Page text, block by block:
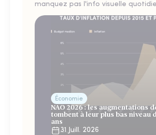
manquez pas l'info visuelle
Économie
NAO 2026 : les augmentations
tombent à leur plus bas niveau
ans
31 Juill. 2026